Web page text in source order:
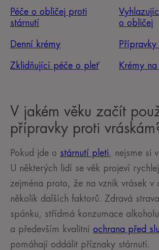
Péče o obličej proti
stárnutí
o obličej
Denní krémy
Zklidňující péče o pleť Krémy
V jakém věku začít
přípravky proti
Pokud jde o stárnutí pleti, nejsme si
U některých lidí se věk projeví
zejména proto, že na vznik vrásek v
několik dalších faktorů. Zdravá
spánku, střídmá konzumace
a především kvalitní ochrana před
pomáhají oddálit příznaky stárnutí.